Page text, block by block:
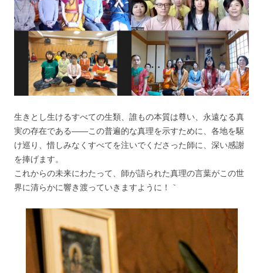
生きとし生けるすべての生類、誰もの本質は尊い、永遠なる真
実の存在である――この普遍的な真理を示すために、各地を駆
け巡り、惜しみなくすべてを注いでくださった師に、深い感謝
を捧げます。
これからの未来にわたって、師が語られた真理の言葉がこの世
界に清らかに響き渡っていきますように！｀